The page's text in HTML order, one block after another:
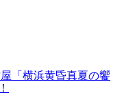
「横浜黄昏真夏の饗